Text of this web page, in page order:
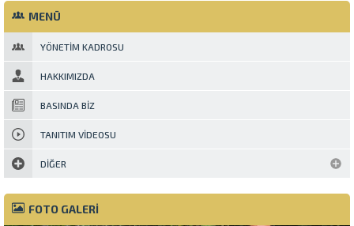
MENÜ
YÖNETIM KADROSU
HAKKIMIZDA
BASINDA BIZ
TANITIM VIDEOSU
DIĞER
FOTO GALERİ